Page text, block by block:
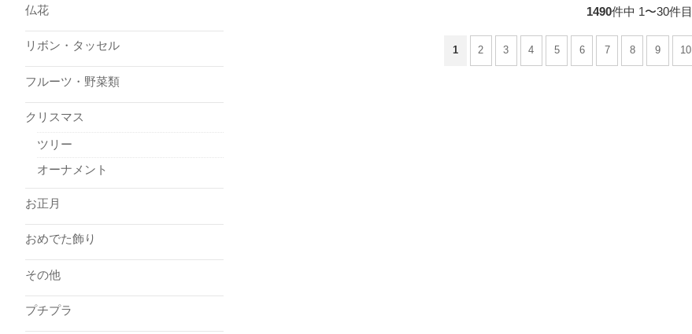
1490件中 1〜30件目
1 2 3 4 5 6 7 8 9 10
仏花
リボン・タッセル
フルーツ・野菜類
クリスマス
ツリー
オーナメント
お正月
おめでた飾り
その他
プチプラ